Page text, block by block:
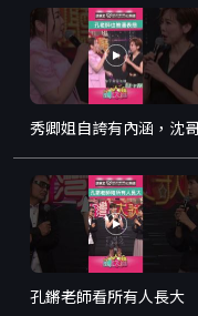
秀卿姐自誇有內涵，沈
孔鏘老師看所有人長大